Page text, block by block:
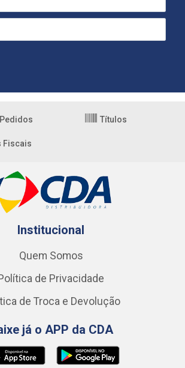
Títulos
Fiscais
Institucional
Quem Somos
de Privacidade
de Troca e Devolução
já o APP da CDA